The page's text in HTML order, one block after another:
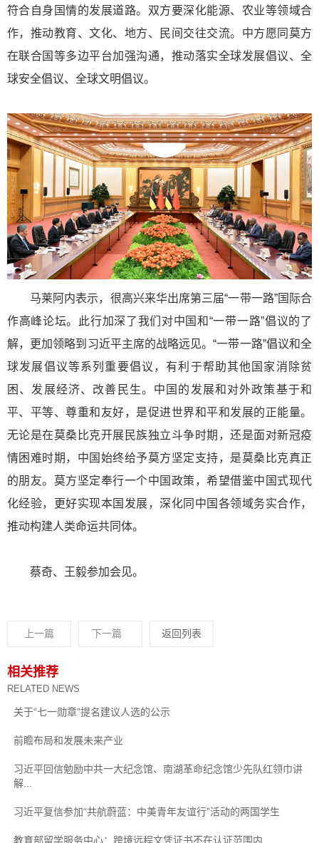
符合自身国情的发展道路。双方要深化能源、农业等领域合
作，推动教育、文化、地方、民间交往交流。中方愿同莫方
在联合国等多边平台加强沟通，推动落实全球发展倡议、全
球安全倡议、全球文明倡议。
马莱阿内表示，很高兴来华出席第三届“一带一路”国际合
作高峰论坛。此行加深了我们对中国和“一带一路”倡议的了
解，更加领略到习近平主席的战略远见。“一带一路”倡议和全
球发展倡议等系列重要倡议，有利于帮助其他国家消除贫
困、发展经济、改善民生。中国的发展和对外政策基于和
平、平等、尊重和友好，是促进世界和平和发展的正能量。
无论是在莫桑比克开展民族独立斗争时期，还是面对新冠疫
情困难时期，中国始终给予莫方坚定支持，是莫桑比克真正
的朋友。莫方坚定奉行一个中国政策，希望借鉴中国式现代
化经验，更好实现本国发展，深化同中国各领域务实合作，
推动构建人类命运共同体。
蔡奇、王毅参加会见。
上一篇 下一篇 返回列表
相关推荐
RELATED NEWS
关于“七一勋章”提名建议人选的公示
前瞻布局和发展未来产业
习近平回信勉励中共一大纪念馆、南湖革命纪念馆少先队红领巾讲
解...
习近平复信参加“共航蔚蓝：中美青年友谊行”活动的两国学生
教育部留学服务中心：跨境远程文凭证书不在认证范围内